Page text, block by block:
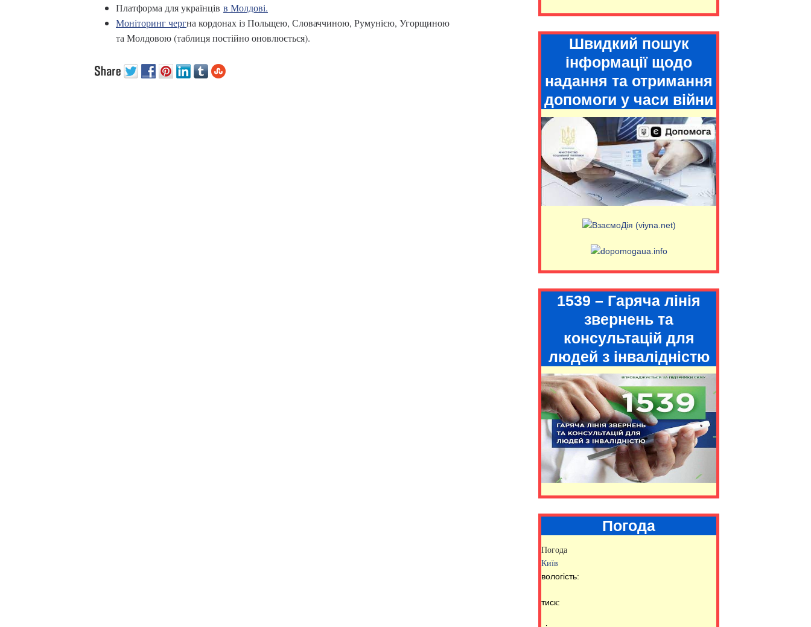
Платформа для українців в Молдові.
Моніторинг чергна кордонах із Польщею, Словаччиною, Румунією, Угорщиною
та Молдовою (таблиця постійно оновлюється).
Швидкий пошук
інформації щодо
надання та отримання
допомоги у часи війни
1539 – Гаряча лінія
звернень та
консультацій для
людей з інвалідністю
Погода
Погода
Київ
вологість:
тиск: